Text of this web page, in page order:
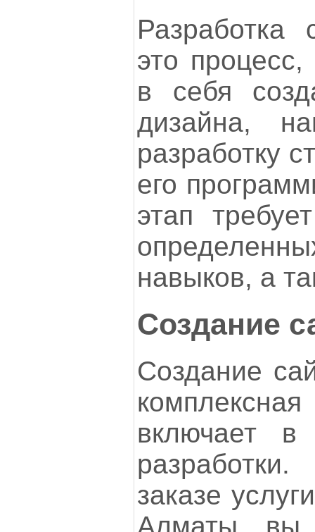
это
в себя
дизайна,
разработку
его
этап
навыков, а
Создание
Создание
включает
заказе
Алматы, вы